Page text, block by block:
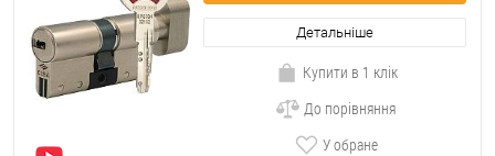
Детальніше
Купити в 1 клік
До порівняння
У обране